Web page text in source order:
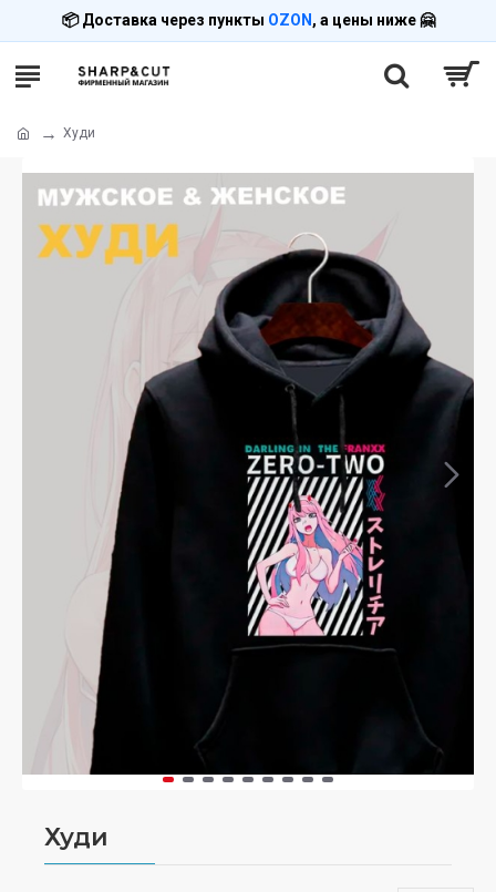
📦 Доставка через пункты OZON , а цены ниже 🤗
Худи
Худи